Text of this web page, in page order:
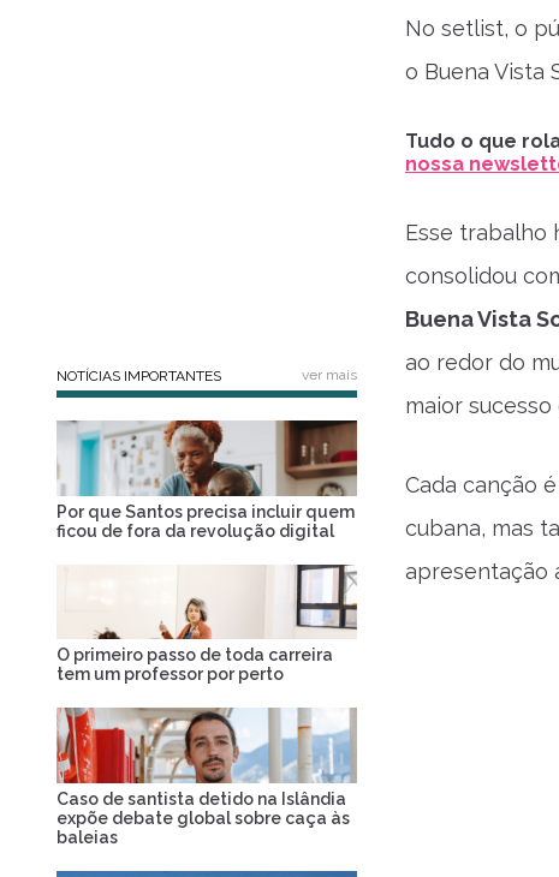
No setlist, o
o Buena Vista
Tudo o que
nossa
Esse trabalho
consolidou
Buena Vista
ao redor do
maior sucesso
Cada canção
cubana, mas
apresentação
NOTÍCIAS IMPORTANTES ver mais
Por que Santos precisa incluir quem
ficou de fora da revolução digital
O primeiro passo de toda carreira
tem um professor por perto
Caso de santista detido na Islândia
expõe debate global sobre caça às
baleias